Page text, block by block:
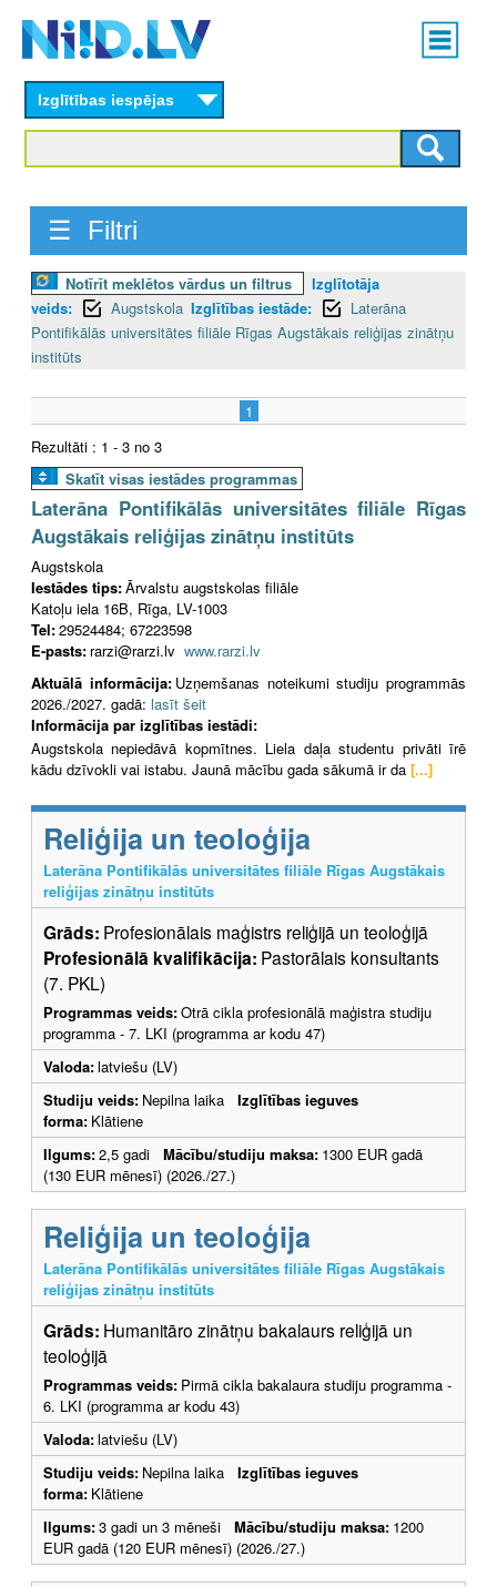
content
Main
menu
Izglītības iespējas
☰ Filtri
Notīrīt meklētos vārdus un filtrus
Izglītotāja
veids:
Augstskola Izglītības iestāde:
Laterāna
Pontifikālās universitātes filiāle Rīgas Augstākais reliģijas zinātņu
institūts
1
Rezultāti : 1 - 3 no 3
Skatīt visas iestādes programmas
Laterāna Pontifikālās universitātes filiāle Rīgas
Augstākais reliģijas zinātņu institūts
Augstskola
Iestādes tips:Ārvalstu augstskolas filiāle
Katoļu iela 16B, Rīga, LV-1003
Tel:29524484; 67223598
E-pasts: rarzi@rarzi.lv www.rarzi.lv
Aktuālā informācija: Uzņemšanas noteikumi studiju programmās
2026./2027. gadā: lasīt šeit
Informācija par izglītības iestādi:
Augstskola nepiedāvā kopmītnes. Liela daļa studentu privāti īrē
kādu dzīvokli vai istabu. Jaunā mācību gada sākumā ir da [...]
Reliģija un teoloģija
Laterāna Pontifikālās universitātes filiāle Rīgas Augstākais
reliģijas zinātņu institūts
Grāds: Profesionālais maģistrs reliģijā un teoloģijā
Profesionālā kvalifikācija: Pastorālais konsultants
(7. PKL)
Programmas veids:Otrā cikla profesionālā maģistra studiju
programma - 7. LKI (programma ar kodu 47)
Valoda:latviešu (LV)
Studiju veids: Nepilna laika Izglītības ieguves
forma: Klātiene
Ilgums:2,5 gadi Mācību/studiju maksa: 1300 EUR gadā
(130 EUR mēnesī) (2026./27.)
Reliģija un teoloģija
Laterāna Pontifikālās universitātes filiāle Rīgas Augstākais
reliģijas zinātņu institūts
Grāds: Humanitāro zinātņu bakalaurs reliģijā un
teoloģijā
Programmas veids: Pirmā cikla bakalaura studiju programma -
6. LKI (programma ar kodu 43)
Valoda:latviešu (LV)
Studiju veids: Nepilna laika Izglītības ieguves
forma: Klātiene
Ilgums:3 gadi un 3 mēneši Mācību/studiju maksa: 1200
EUR gadā (120 EUR mēnesī) (2026./27.)